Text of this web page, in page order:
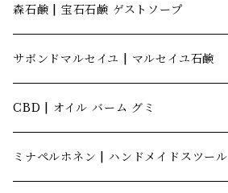
森石鹸 | 宝石石鹸 ゲストソープ
サボンドマルセイユ | マルセイユ石鹸
CBD | オイル バーム グミ
キャナテック | CannaTech
ミナペルホネン | ハンドメイドスツール